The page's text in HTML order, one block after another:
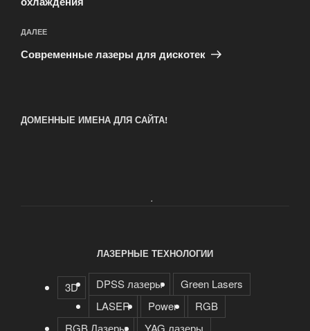
Следующая
запись
ДАЛЕЕ
Современные лазеры для дискотек
ДОМЕННЫЕ ИМЕНА ДЛЯ САЙТА!
.
ЛАЗЕРНЫЕ ТЕХНОЛОГИИ
3D DPSS лазеры
Green Lasers
LASER
Power
RGB
RGB Лазеры
YAG лазеры